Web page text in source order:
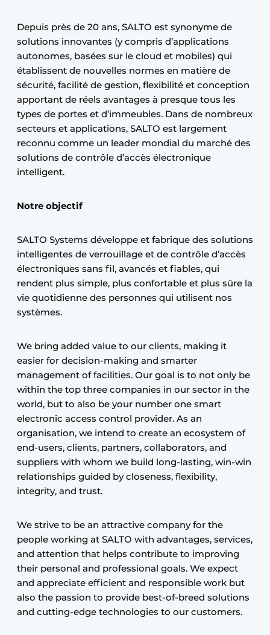
Depuis près de 20 ans, SALTO est synonyme de
solutions innovantes (y compris d’applications
autonomes, basées sur le cloud et mobiles) qui
établissent de nouvelles normes en matière de
sécurité, facilité de gestion, flexibilité et conception
apportant de réels avantages à presque tous les
types de portes et d’immeubles. Dans de nombreux
secteurs et applications, SALTO est largement
reconnu comme un leader mondial du marché des
solutions de contrôle d’accès électronique
intelligent.
Notre objectif
SALTO Systems développe et fabrique des solutions
intelligentes de verrouillage et de contrôle d’accès
électroniques sans fil, avancés et fiables, qui
rendent plus simple, plus confortable et plus sûre la
vie quotidienne des personnes qui utilisent nos
systèmes.
We bring added value to our clients, making it
easier for decision-making and smarter
management of facilities. Our goal is to not only be
within the top three companies in our sector in the
world, but to also be your number one smart
electronic access control provider. As an
organisation, we intend to create an ecosystem of
end-users, clients, partners, collaborators, and
suppliers with whom we build long-lasting, win-win
relationships guided by closeness, flexibility,
integrity, and trust.
We strive to be an attractive company for the
people working at SALTO with advantages, services,
and attention that helps contribute to improving
their personal and professional goals. We expect
and appreciate efficient and responsible work but
also the passion to provide best-of-breed solutions
and cutting-edge technologies to our customers.